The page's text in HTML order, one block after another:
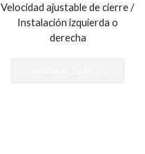
Velocidad ajustable de cierre /
Instalación izquierda o
derecha